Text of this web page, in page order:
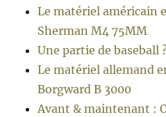
Le matériel américain
Sherman M4 75MM
Une partie de baseball
Le matériel allemand
Borgward B 3000
Avant & maintenant :